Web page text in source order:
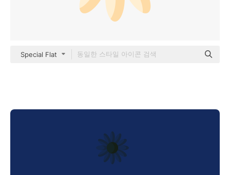
Special Flat